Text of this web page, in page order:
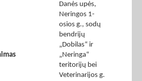
Danės upės,
Neringos 1-
osios g., sodų
bendrijų
„Dobilas“ ir
„Neringa“
teritorijų bei
Veterinarijos g.